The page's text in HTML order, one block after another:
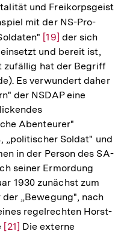
und Freikorpsgeist
mit der NS-Pro-
Zur
Auflösung
der
Fußnote
[19] der sich
und bereit ist,
zufällig hat der Begriff
Es verwundert daher
der NSDAP eine
Abenteurer"
„politischer Soldat" und
in der Person des SA-
seiner Ermordung
1930 zunächst zum
„Bewegung", nach
regelrechten Horst-
Zur
[21] Die externe